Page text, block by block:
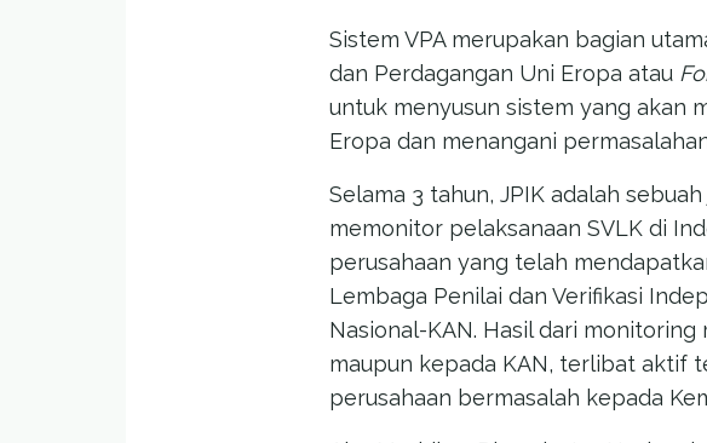
Sistem VPA merupakan bagian
dan Perdagangan Uni Eropa atau
untuk menyusun sistem yang akan
Eropa dan menangani
Selama 3 tahun, JPIK adalah
memonitor pelaksanaan SVLK di
perusahaan yang telah
Lembaga Penilai dan Verifikasi
Nasional-KAN. Hasil dari
maupun kepada KAN, terlibat aktif
perusahaan bermasalah kepada